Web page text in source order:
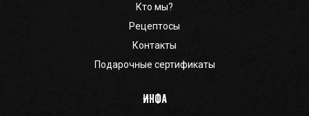
Кто мы?
Рецептосы
Контакты
Подарочные сертификаты
Инфа